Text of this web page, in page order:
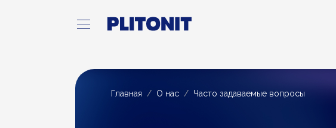
Главная О нас Часто задаваемые вопросы